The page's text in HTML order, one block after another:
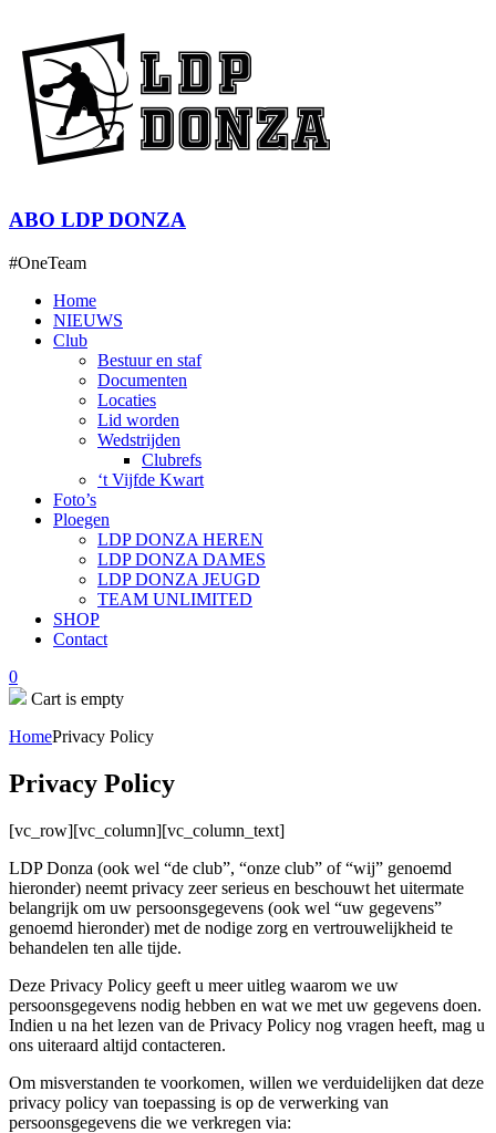
ABO LDP DONZA
#OneTeam
Home
NIEUWS
Club
Bestuur en staf
Documenten
Locaties
Lid worden
Wedstrijden
Clubrefs
‘t Vijfde Kwart
Foto’s
Ploegen
LDP DONZA HEREN
LDP DONZA DAMES
LDP DONZA JEUGD
TEAM UNLIMITED
SHOP
Contact
0
Cart is empty
HomePrivacy Policy
Privacy Policy
[vc_row][vc_column][vc_column_text]
LDP Donza (ook wel “de club”, “onze club” of “wij” genoemd
hieronder) neemt privacy zeer serieus en beschouwt het uitermate
belangrijk om uw persoonsgegevens (ook wel “uw gegevens”
genoemd hieronder) met de nodige zorg en vertrouwelijkheid te
behandelen ten alle tijde.
Deze Privacy Policy geeft u meer uitleg waarom we uw
persoonsgegevens nodig hebben en wat we met uw gegevens doen.
Indien u na het lezen van de Privacy Policy nog vragen heeft, mag u
ons uiteraard altijd contacteren.
Om misverstanden te voorkomen, willen we verduidelijken dat deze
privacy policy van toepassing is op de verwerking van
persoonsgegevens die we verkregen via: